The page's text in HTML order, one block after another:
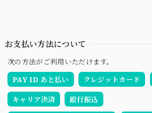
お支払い方法について
次の方法がご利用いただけます。
PAY ID あと払い
クレジットカード
キャリア決済 銀行振込